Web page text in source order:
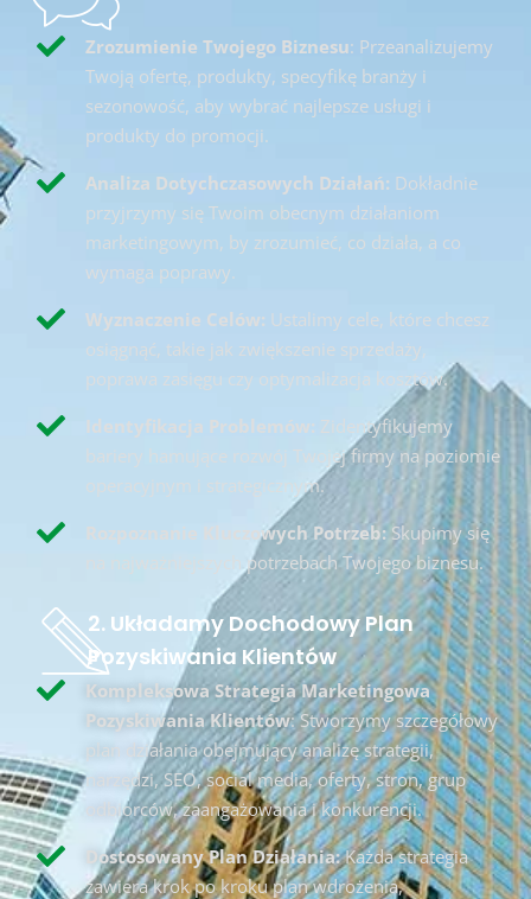
Zrozumienie Twojego Biznesu: Przeanalizujemy
Twoją ofertę, produkty, specyfikę branży i
sezonowość, aby wybrać najlepsze usługi i
produkty do promocji.
Analiza Dotychczasowych Działań: Dokładnie
przyjrzymy się Twoim obecnym działaniom
marketingowym, by zrozumieć, co działa, a co
wymaga poprawy.
Wyznaczenie Celów: Ustalimy cele, które chcesz
osiągnąć, takie jak zwiększenie sprzedaży,
poprawa zasięgu czy optymalizacja kosztów.
Identyfikacja Problemów: Zidentyfikujemy
bariery hamujące rozwój Twojej firmy na poziomie
operacyjnym i strategicznym.
Rozpoznanie Kluczowych Potrzeb: Skupimy się
na najważniejszych potrzebach Twojego biznesu.
2. Układamy Dochodowy Plan
Pozyskiwania Klientów
Kompleksowa Strategia Marketingowa
Pozyskiwania Klientów: Stworzymy szczegółowy
plan działania obejmujący analizę strategii,
narzędzi, SEO, social media, oferty, stron, grup
odbiorców, zaangażowania i konkurencji.
Dostosowany Plan Działania:Każda strategia
zawiera krok po kroku plan wdrożenia,